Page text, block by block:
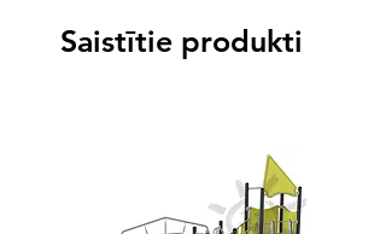
Saistītie produkti